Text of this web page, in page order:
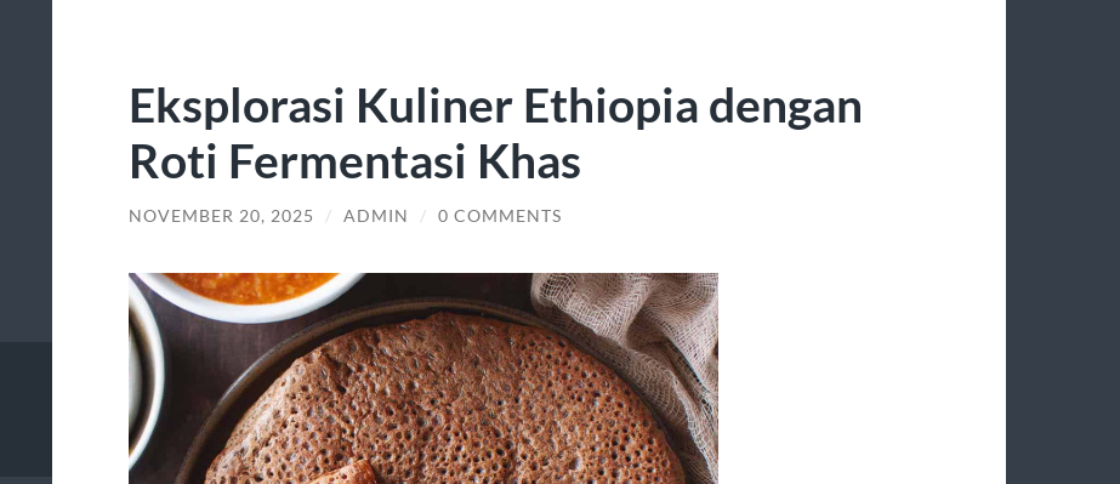
Eksplorasi Kuliner Ethiopia dengan
Roti Fermentasi Khas
NOVEMBER 20, 2025 / ADMIN / 0 COMMENTS